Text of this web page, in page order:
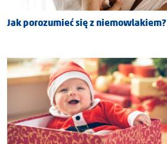
Jak porozumieć się z niemowlakiem?